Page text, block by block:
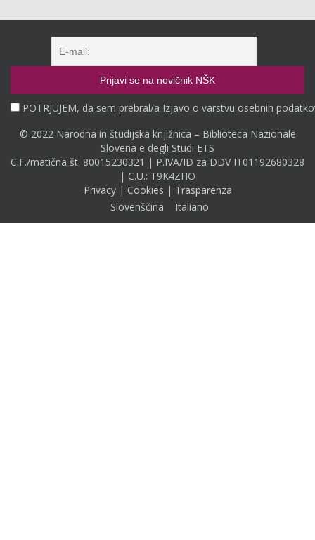
POTRJUJEM, da sem prebral/a Izjavo o varstvu osebnih
© 2022 Narodna in študijska knjižnica – Biblioteca Nazionale
Slovena e degli Studi ETS
C.F./matična št. 80015230321 | P.IVA/ID za DDV IT01192680328
| C.U.: T9K4ZHO
Privacy| Cookies | Trasparenza
Slovenščina
Italiano